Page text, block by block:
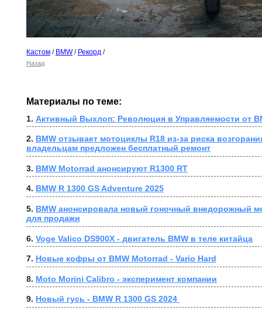
Кастом / BMW/ Рекорд /
Назад
Материалы по теме:
1. Активный Выхлоп: Революция в Управляемости от
2. BMW отзывает мотоциклы R18 из-за риска
владельцам предложен бесплатный ремонт
3. BMW Motorrad анонсируют R1300 RT
4. BMW R 1300 GS Adventure 2025
5. BMW анонсировала новый гоночный внедорожный
для продажи
6. Voge Valico DS900X - двигатель BMW в теле китайца
7. Новые кофры от BMW Motorrad - Vario Hard
8. Moto Morini Calibro - эксперимент компании
9. Новый гусь - BMW R 1300 GS 2024